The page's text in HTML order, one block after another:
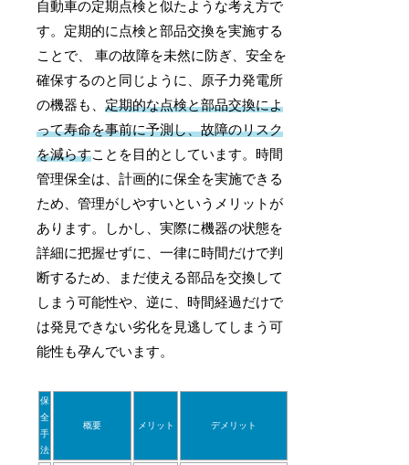
自動車の定期点検と似たような考え方で
す。定期的に点検と部品交換を実施する
ことで、 車の故障を未然に防ぎ、安全を
確保するのと同じように、原子力発電所
の機器も、定期的な点検と部品交換によ
って寿命を事前に予測し、故障のリスク
を減らすことを目的としています。時間
管理保全は、計画的に保全を実施できる
ため、管理がしやすいというメリットが
あります。しかし、実際に機器の状態を
詳細に把握せずに、一律に時間だけで判
断するため、まだ使える部品を交換して
しまう可能性や、逆に、時間経過だけで
は発見できない劣化を見逃してしまう可
能性も孕んでいます。
保
全
手
法
概要 メリット デメリット